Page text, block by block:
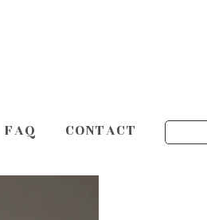
FAQ CONTACT